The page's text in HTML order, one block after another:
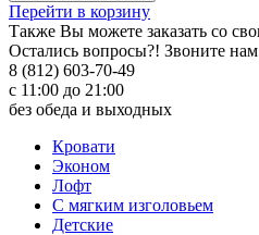
Перейти в корзину
Также Вы можете заказать со
Остались вопросы?! Звоните
8 (812) 603-70-49
с 11:00 до 21:00
без обеда и выходных
Кровати
Эконом
Лофт
С мягким изголовьем
Детские